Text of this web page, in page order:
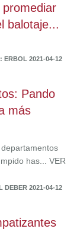
promediar
balotaje...
ERBOL 2021-04-12
Pando
más
has... VER
DEBER 2021-04-12